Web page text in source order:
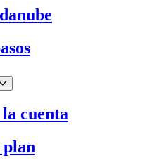
cuenta